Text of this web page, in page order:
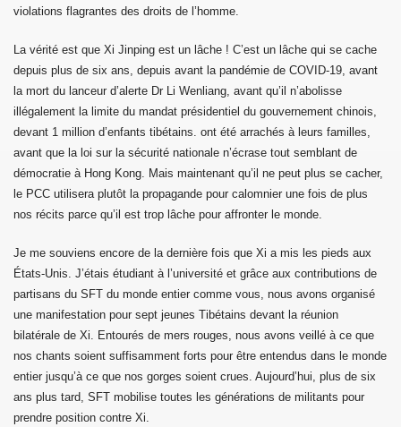
violations flagrantes des droits de l’homme.
La vérité est que Xi Jinping est un lâche ! C’est un lâche qui se cache
depuis plus de six ans, depuis avant la pandémie de COVID-19, avant
la mort du lanceur d’alerte Dr Li Wenliang, avant qu’il n’abolisse
illégalement la limite du mandat présidentiel du gouvernement chinois,
devant 1 million d’enfants tibétains. ont été arrachés à leurs familles,
avant que la loi sur la sécurité nationale n’écrase tout semblant de
démocratie à Hong Kong. Mais maintenant qu’il ne peut plus se cacher,
le PCC utilisera plutôt la propagande pour calomnier une fois de plus
nos récits parce qu’il est trop lâche pour affronter le monde.
Je me souviens encore de la dernière fois que Xi a mis les pieds aux
États-Unis. J’étais étudiant à l’université et grâce aux contributions de
partisans du SFT du monde entier comme vous, nous avons organisé
une manifestation pour sept jeunes Tibétains devant la réunion
bilatérale de Xi. Entourés de mers rouges, nous avons veillé à ce que
nos chants soient suffisamment forts pour être entendus dans le monde
entier jusqu’à ce que nos gorges soient crues. Aujourd’hui, plus de six
ans plus tard, SFT mobilise toutes les générations de militants pour
prendre position contre Xi.